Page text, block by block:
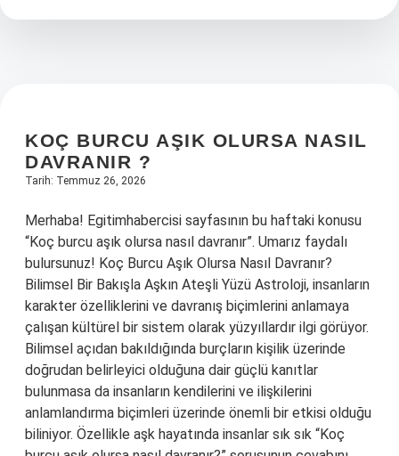
KOÇ BURCU AŞIK OLURSA NASIL
DAVRANIR ?
Tarih: Temmuz 26, 2026
Merhaba! Egitimhabercisi sayfasının bu haftaki konusu
“Koç burcu aşık olursa nasıl davranır”. Umarız faydalı
bulursunuz! Koç Burcu Aşık Olursa Nasıl Davranır?
Bilimsel Bir Bakışla Aşkın Ateşli Yüzü Astroloji, insanların
karakter özelliklerini ve davranış biçimlerini anlamaya
çalışan kültürel bir sistem olarak yüzyıllardır ilgi görüyor.
Bilimsel açıdan bakıldığında burçların kişilik üzerinde
doğrudan belirleyici olduğuna dair güçlü kanıtlar
bulunmasa da insanların kendilerini ve ilişkilerini
anlamlandırma biçimleri üzerinde önemli bir etkisi olduğu
biliniyor. Özellikle aşk hayatında insanlar sık sık “Koç